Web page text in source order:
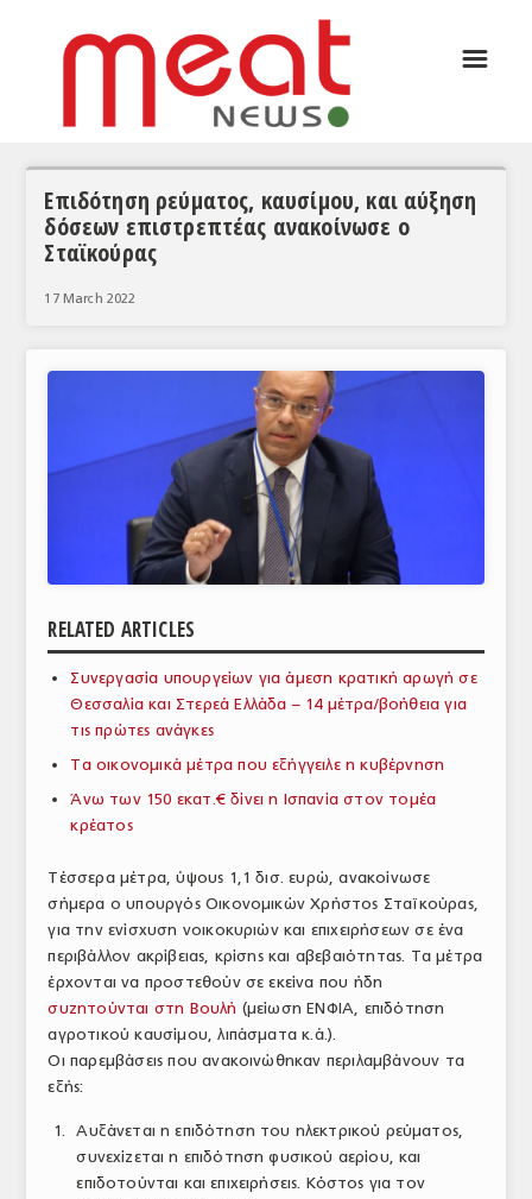
ΣΥΝΕΝΤΕΥΞΕΙΣ
ΚΟΣΜΟΣ
ΕΥΡΩΠΑΪΚΕΣ ΑΠΟΦΑΣΕΙΣ
ΣΦΑΓΕΙΑ
ΠΡΩΤΕΣ ΥΛΕΣ
ΕΞΟΠΛΙΣΜΟΣ
ΕΜΠΟΡΙΚΟΙ ΑΝΤΙΠΡΟΣΩΠΟΙ
ΝΟΜΟΘΕΣΙΑ
ΕΛΛΗΝΙΚΗ ΝΟΜΟΘΕΣΙΑ
ΕΥΡΩΠΑΪΚΗ ΝΟΜΟΘΕΣΙΑ
ΤΟ ΠΕΡΙΟΔΙΚΟ
Profile
ΑΡΧΕΙΟ ΤΕΥΧΩΝ
☰
Επιδότηση ρεύματος, καυσίμου, και αύξηση
δόσεων επιστρεπτέας ανακοίνωσε ο
Σταϊκούρας
17 March 2022
RELATED ARTICLES
Συνεργασία υπουργείων για άμεση κρατική αρωγή σε
Θεσσαλία και Στερεά Ελλάδα – 14 μέτρα/βοήθεια για
τις πρώτες ανάγκες
Τα οικονομικά μέτρα που εξήγγειλε η κυβέρνηση
Άνω των 150 εκατ.€ δίνει η Ισπανία στον τομέα
κρέατος
Τέσσερα μέτρα, ύψους 1,1 δισ. ευρώ, ανακοίνωσε
σήμερα ο υπουργός Οικονομικών Χρήστος Σταϊκούρας,
για την ενίσχυση νοικοκυριών και επιχειρήσεων σε ένα
περιβάλλον ακρίβειας, κρίσης και αβεβαιότητας. Τα μέτρα
έρχονται να προστεθούν σε εκείνα που ήδη
συζητούνται στη Βουλή (μείωση ΕΝΦΙΑ, επιδότηση
αγροτικού καυσίμου, λιπάσματα κ.ά.).
Οι παρεμβάσεις που ανακοινώθηκαν περιλαμβάνουν τα
εξής:
Αυξάνεται η επιδότηση του ηλεκτρικού ρεύματος,
συνεχίζεται η επιδότηση φυσικού αερίου, και
επιδοτούνται και επιχειρήσεις. Κόστος για τον